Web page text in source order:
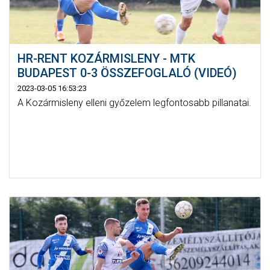
HR-RENT KOZÁRMISLENY - MTK
BUDAPEST 0-3 ÖSSZEFOGLALÓ (VIDEÓ)
2023-03-05 16:53:23
A Kozármisleny elleni győzelem legfontosabb pillanatai.